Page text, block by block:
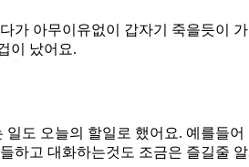
아무이유없이 갑자기 죽을듯이
이 났어요.
도 오늘의 할일로 했어요. 예를들
하고 대화하는것도 조금은 즐길줄